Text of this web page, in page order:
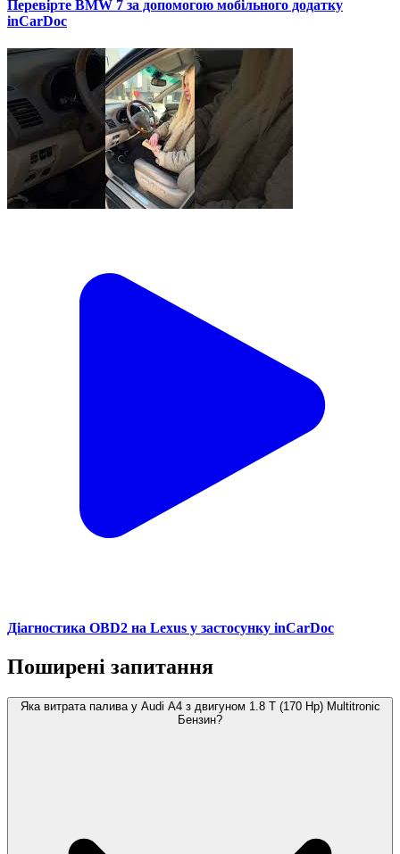
Перевірте BMW 7 за допомогою мобільного додатку
inCarDoc
Діагностика OBD2 на Lexus у застосунку inCarDoc
Поширені запитання
Яка витрата палива у Audi A4 з двигуном 1.8 T (170 Hp) Multitronic
Бензин?